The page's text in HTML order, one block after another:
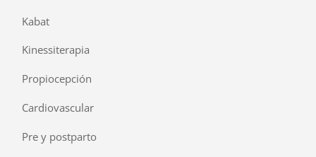
Kabat
Kinessiterapia
Propiocepción
Cardiovascular
Pre y postparto